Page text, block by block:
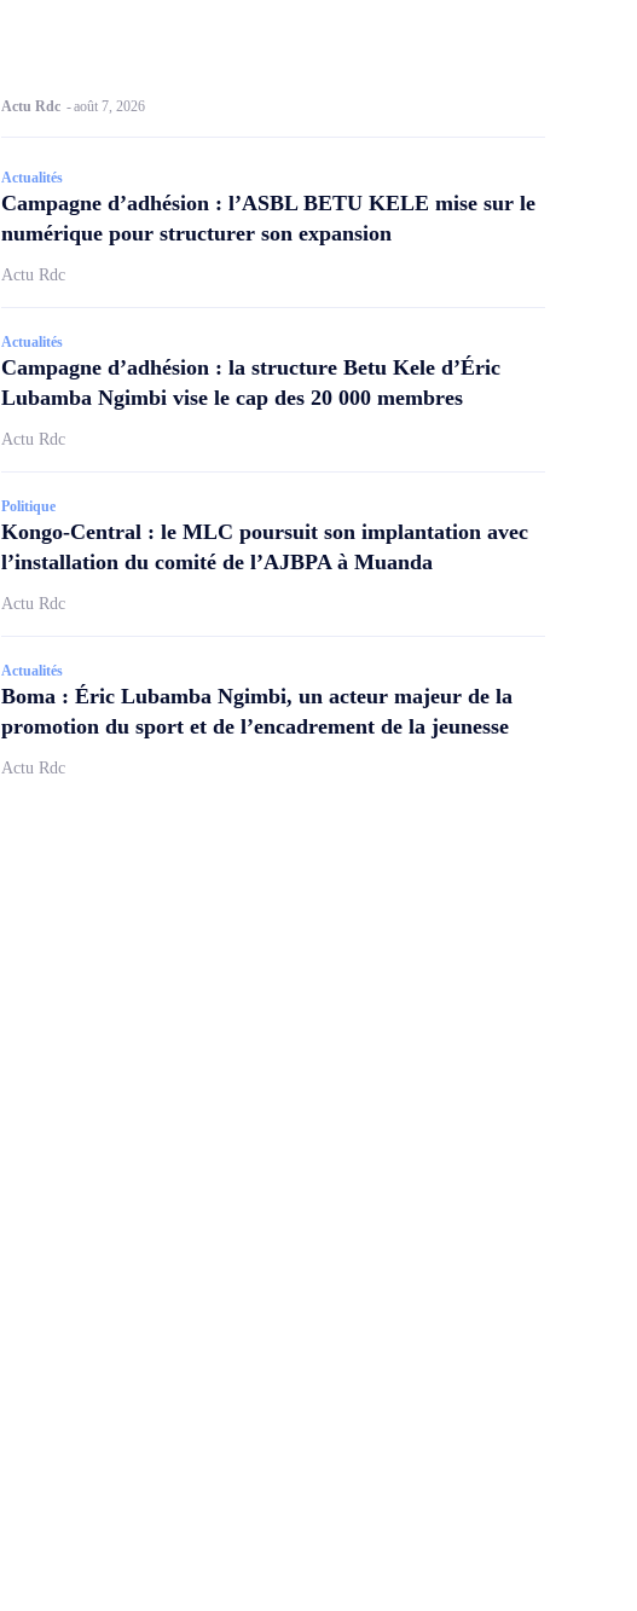
Actu Rdc -août 7, 2026
Actualités
Campagne d’adhésion : l’ASBL BETU KELE mise sur le
numérique pour structurer son expansion
Actu Rdc
Actualités
Campagne d’adhésion : la structure Betu Kele d’Éric
Lubamba Ngimbi vise le cap des 20 000 membres
Actu Rdc
Politique
Kongo-Central : le MLC poursuit son implantation avec
l’installation du comité de l’AJBPA à Muanda
Actu Rdc
Actualités
Boma : Éric Lubamba Ngimbi, un acteur majeur de la
promotion du sport et de l’encadrement de la jeunesse
Actu Rdc